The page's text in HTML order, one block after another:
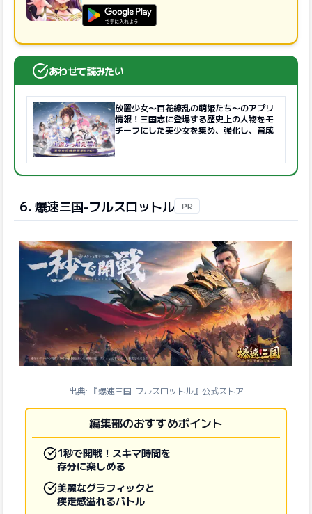
あわせて読みたい
放置少女〜百花繚乱の萌姫たち〜のアプリ
情報！三国志に登場する歴史上の人物をモ
チーフにした美少女を集め、強化し、育成
6. 爆速三国-フルスロットル PR
出典: 『爆速三国-フルスロットル』公式ストア
編集部のおすすめポイント
1秒で開戦！スキマ時間を
存分に楽しめる
美麗なグラフィックと
疾走感溢れるバトル